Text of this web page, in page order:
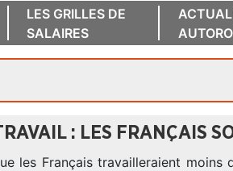
LES GRILLES DE
SALAIRES
: LES FRANÇAIS
les Français travailleraient moins